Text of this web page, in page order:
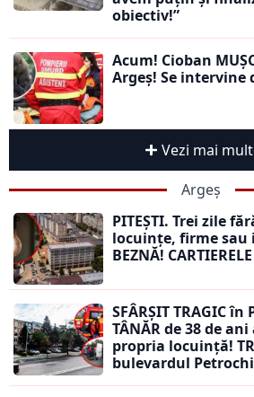
obiectiv!”
Acum! Cioban
Argeș! Se intervine
Vezi mai
Argeș
PITEȘTI. Trei zile
locuințe, firme
BEZNĂ!
SFÂRȘIT TRAGIC
TÂNĂR de 38 de
propria locuință!
bulevardul